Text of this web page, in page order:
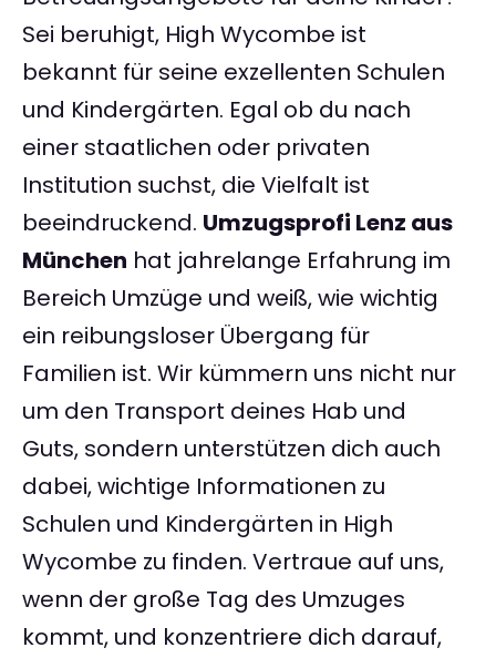
Sei beruhigt, High Wycombe ist
bekannt für seine exzellenten Schulen
und Kindergärten. Egal ob du nach
einer staatlichen oder privaten
Institution suchst, die Vielfalt ist
beeindruckend. Umzugsprofi Lenz aus
München hat jahrelange Erfahrung im
Bereich Umzüge und weiß, wie wichtig
ein reibungsloser Übergang für
Familien ist. Wir kümmern uns nicht nur
um den Transport deines Hab und
Guts, sondern unterstützen dich auch
dabei, wichtige Informationen zu
Schulen und Kindergärten in High
Wycombe zu finden. Vertraue auf uns,
wenn der große Tag des Umzuges
kommt, und konzentriere dich darauf,